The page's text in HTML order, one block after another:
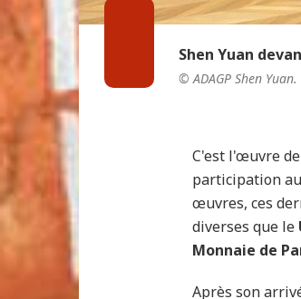
Shen Yuan
© ADAGP Shen
C'est l'œuvre
participation au
œuvres, ces
diverses que le
Monnaie de
Après son